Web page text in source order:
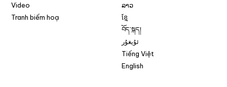
Video
Tranh biếm hoạ
ລາວ
ខ្មែ
བོད་སྐད།
ئۇيغۇر
Tiếng Việt
English